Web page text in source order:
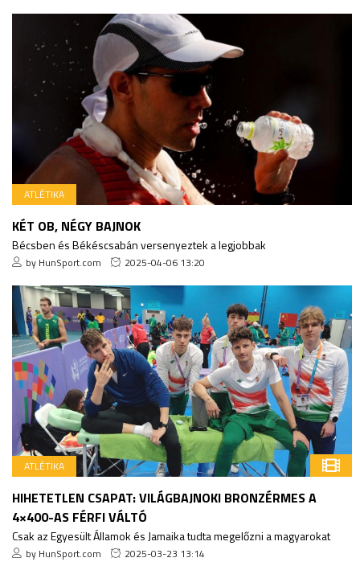
ATLÉTIKA
KÉT OB, NÉGY BAJNOK
Bécsben és Békéscsabán versenyeztek a legjobbak
by HunSport.com 2025-04-06 13:20
ATLÉTIKA
HIHETETLEN CSAPAT: VILÁGBAJNOKI BRONZÉRMES A
4×400-AS FÉRFI VÁLTÓ
Csak az Egyesült Államok és Jamaika tudta megelőzni a magyarokat
by HunSport.com 2025-03-23 13:14